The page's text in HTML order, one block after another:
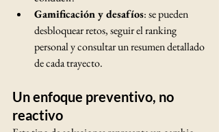
Gamificación y desafíos: se pueden
desbloquear retos, seguir el ranking
personal y consultar un resumen detallado
de cada trayecto.
Un enfoque preventivo, no
reactivo